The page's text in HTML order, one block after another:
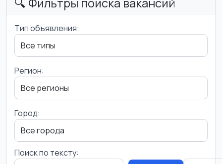
Тип объявления:
Регион:
Город:
Поиск по тексту: